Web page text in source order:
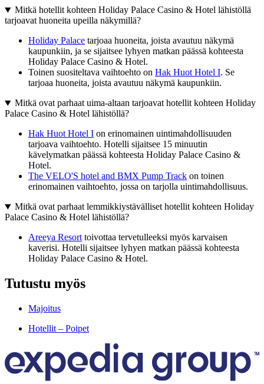
Mitkä hotellit kohteen Holiday Palace Casino & Hotel lähistöllä
tarjoavat huoneita upeilla näkymillä?
Holiday Palace tarjoaa huoneita, joista avautuu näkymä
kaupunkiin, ja se sijaitsee lyhyen matkan päässä kohteesta
Holiday Palace Casino & Hotel.
Toinen suositeltava vaihtoehto on Hak Huot Hotel I. Se
tarjoaa huoneita, joista avautuu näkymä kaupunkiin.
Mitkä ovat parhaat uima-altaan tarjoavat hotellit kohteen Holiday
Palace Casino & Hotel lähistöllä?
Hak Huot Hotel I on erinomainen uintimahdollisuuden
tarjoava vaihtoehto. Hotelli sijaitsee 15 minuutin
kävelymatkan päässä kohteesta Holiday Palace Casino &
Hotel.
The VELO'S hotel and BMX Pump Track on toinen
erinomainen vaihtoehto, jossa on tarjolla uintimahdollisuus.
Mitkä ovat parhaat lemmikkiystävälliset hotellit kohteen Holiday
Palace Casino & Hotel lähistöllä?
Areeya Resorttoivottaa tervetulleeksi myös karvaisen
kaverisi. Hotelli sijaitsee lyhyen matkan päässä kohteesta
Holiday Palace Casino & Hotel.
Tutustu myös
Majoitus
Hotellit – Poipet